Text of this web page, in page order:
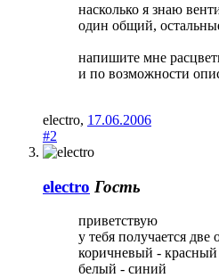
насколько я знаю
один общий,
напишите мне
и по возможности
electro, 17.06.2006
#2
electro Гость
приветствую
у тебя получается две
коричневый - красный
белый - синий